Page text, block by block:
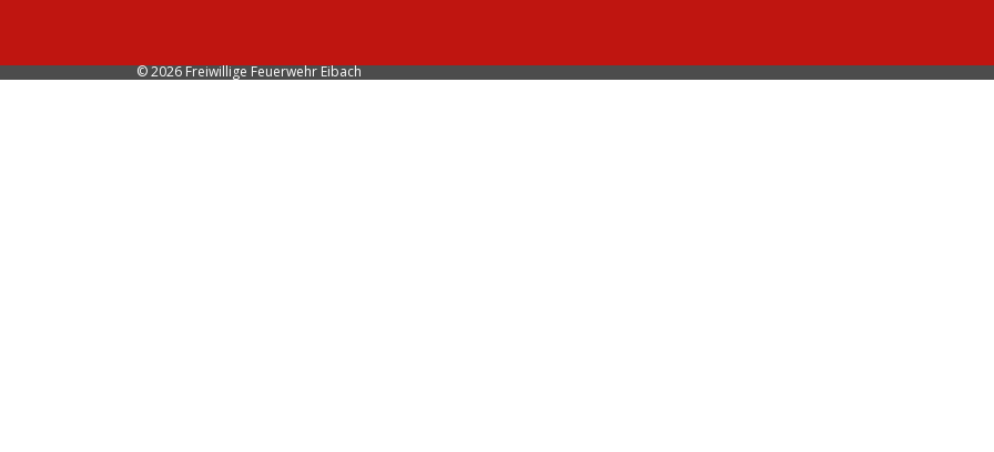
© 2026 Freiwillige Feuerwehr Eibach